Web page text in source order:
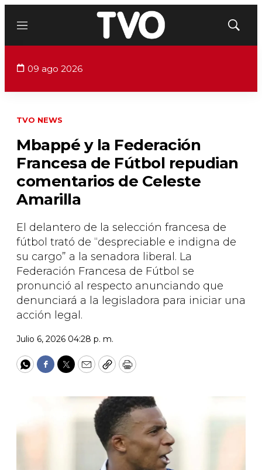
Menú
Mostrar
09 ago 2026
TVO NEWS
Mbappé y la Federación
Francesa de Fútbol repudian
comentarios de Celeste
Amarilla
El delantero de la selección francesa de
fútbol trató de “despreciable e indigna de
su cargo” a la senadora liberal. La
Federación Francesa de Fútbol se
pronunció al respecto anunciando que
denunciará a la legisladora para iniciar una
acción legal.
Julio 6, 2026 04:28 p. m.
WhatsApp
Facebook
Twitter
EmailCopyPrint